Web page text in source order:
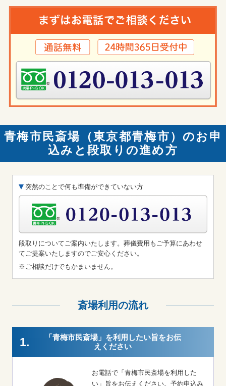
青梅市民斎場（東京都青梅市）のお申
込みと段取りの進め方
突然のことで何も準備ができていない方
段取りについてご案内いたします。葬儀費用もご予算にあわせ
てご提案いたしますのでご安心ください。
※ご相談だけでもかまいません。
斎場利用の流れ
1.
「青梅市民斎場」を利用したい旨をお伝
えください
お電話で「青梅市民斎場を利用した
い」旨をお伝えください。予約申込み